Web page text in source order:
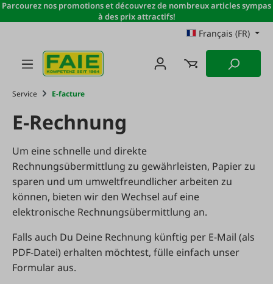
Passer au contenu principal
Parcourez nos promotions et découvrez de nombreux articles sympas
à des prix attractifs!
Français (FR)
Service E-facture
E-Rechnung
Um eine schnelle und direkte
Rechnungsübermittlung zu gewährleisten, Papier zu
sparen und um umweltfreundlicher arbeiten zu
können, bieten wir den Wechsel auf eine
elektronische Rechnungsübermittlung an.
Falls auch Du Deine Rechnung künftig per E-Mail (als
PDF-Datei) erhalten möchtest, fülle einfach unser
Formular aus.